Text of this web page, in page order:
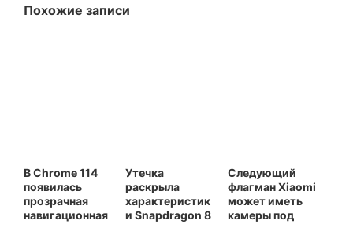
Похожие записи
В Chrome 114
появилась
прозрачная
навигационная
Утечка
раскрыла
характеристик
и Snapdragon 8
Следующий
флагман Xiaomi
может иметь
камеры под